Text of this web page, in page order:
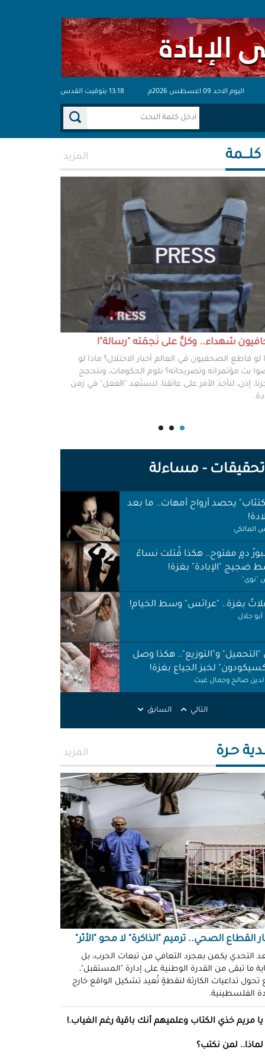
اليوم الاحد 09 اعسطس 2026م 13:18 بتوقيت القدس
كلـــمة المزيد
شهداء.. وكلٌّ على نَجمَته "رسالة"!
لو قاطع الصحفيون في العالم أخبار الاحتلال؟ ماذا لو
بث مؤتمراته وتصريحاته؟ نلوم الحكومات، ونتحجج
إذن، لنأخذ الأمر على عاتقنا، لنستَعِد "الفعل" في زمن
تحقيقات - مساءلة
يحصد أرواح أمهات.. ما بعد
المالكي
دمٍ مفتوح.. هكذا قُتلت نساءٌ
ضجيج "الإبادة" بغزة!
"نوى"
بغزة.. "عرائس" وسط الخيام!
جلال
"التحميل" و"التوزيع".. هكذا وصل
لخبز الجياع بغزة!
الدين صالح وجمال غيث
نظافة في الظل.. لا حقوق ولا
غزة قنابل موقوتة.. خَرابٌ نَخَر
والتربة!
الله التركماني ورشا فرحات
وضحكوا".. انتهاكات جنسية
في سجون "إسرائيل"!
طولكرم بين وعود الإغاثة وواقع
سلامة
الشُّهود.. نهجٌ "إسرائيلي"
من العقاب!
توفيق
"الشبح" بغزة.. هويّات تُكشف
مرة!
قاتلة.. مضادات حيوية في قِطع
كريم"!
التالي السابق
حـرة المزيد
القطاع الصحي.. ترميم "الذاكرة" لا محو "الأثر"
التحدي يكمن بمجرد التعافي من تبعات الحرب، بل
ما تبقى من القدرة الوطنية على إدارة "المستقبل"،
تحول تداعيات الكارثة لنقطةٍ تُعيد تشكيل الواقع خارج
الفلسطينية.
يا مريم خذي الكتاب وعلميهم أنك باقية رغم الغياب.!
لماذا.. لمن نكتب؟